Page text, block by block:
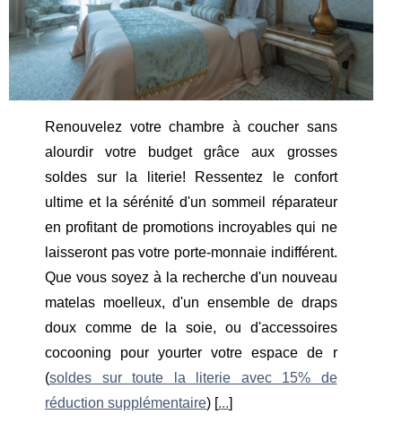
Renouvelez votre chambre à coucher sans
alourdir votre budget grâce aux grosses
soldes sur la literie! Ressentez le confort
ultime et la sérénité d'un sommeil réparateur
en profitant de promotions incroyables qui ne
laisseront pas votre porte-monnaie indifférent.
Que vous soyez à la recherche d'un nouveau
matelas moelleux, d'un ensemble de draps
doux comme de la soie, ou d'accessoires
cocooning pour yourter votre espace de r
(soldes sur toute la literie avec 15% de
réduction supplémentaire) [...]